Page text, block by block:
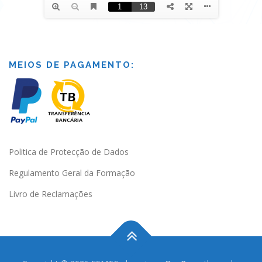
MEIOS DE PAGAMENTO:
Politica de Protecção de Dados
Regulamento Geral da Formação
Livro de Reclamações